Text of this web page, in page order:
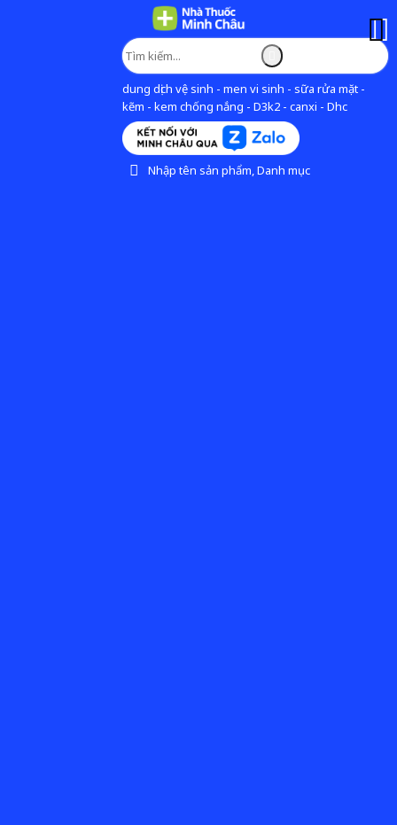
dung dịch vệ sinh - men vi sinh - sữa rửa mặt -
kẽm - kem chống nắng - D3k2 - canxi - Dhc
Nhập tên sản phẩm, Danh mục